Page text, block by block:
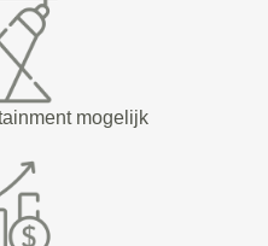
mogelijk